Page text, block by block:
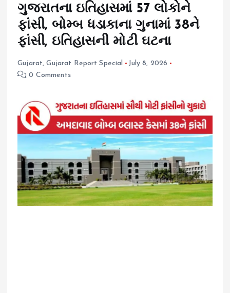
ગુજરાતના ઇતિહાસમાં 57 લોકોને
ફાંસી, બોમ્બ ધડાકાના ગુનામાં 38ને
ફાંસી, ઇતિહાસની મોટી ઘટના
Gujarat,Gujarat Report Special
July 8, 2026
0 Comments